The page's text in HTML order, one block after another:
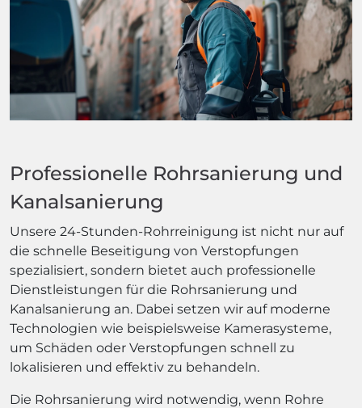
Professionelle Rohrsanierung und
Kanalsanierung
Unsere 24-Stunden-Rohrreinigung ist nicht nur auf
die schnelle Beseitigung von Verstopfungen
spezialisiert, sondern bietet auch professionelle
Dienstleistungen für die Rohrsanierung und
Kanalsanierung an. Dabei setzen wir auf moderne
Technologien wie beispielsweise Kamerasysteme,
um Schäden oder Verstopfungen schnell zu
lokalisieren und effektiv zu behandeln.
Die Rohrsanierung wird notwendig, wenn Rohre